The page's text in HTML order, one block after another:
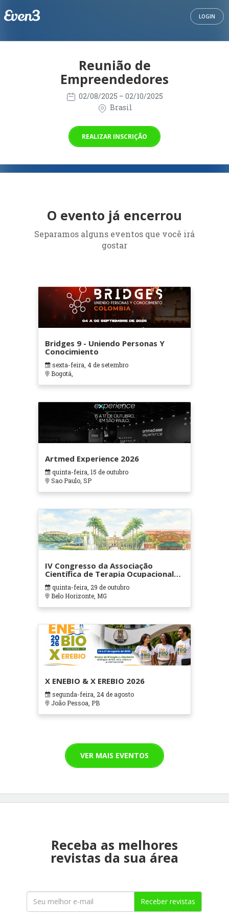
LOGIN
Reunião de
Empreendedores
02/08/2025 – 02/10/2025
Brasil
REALIZAR INSCRIÇÃO
O evento já encerrou
Separamos alguns eventos que você irá
gostar
Bridges 9 - Uniendo Personas Y
Conocimiento
sexta-feira, 4 de setembro
Bogotá,
Artmed Experience 2026
quinta-feira, 15 de outubro
Sao Paulo, SP
IV Congresso da Associação
Científica de Terapia Ocupacional
em Contextos Hospitalares e
Cuidados Paliativos - ATOHOSP
quinta-feira, 29 de outubro
Belo Horizonte, MG
X ENEBIO & X EREBIO 2026
segunda-feira, 24 de agosto
João Pessoa, PB
VER MAIS EVENTOS
Receba as melhores
revistas da sua área
Receber revistas